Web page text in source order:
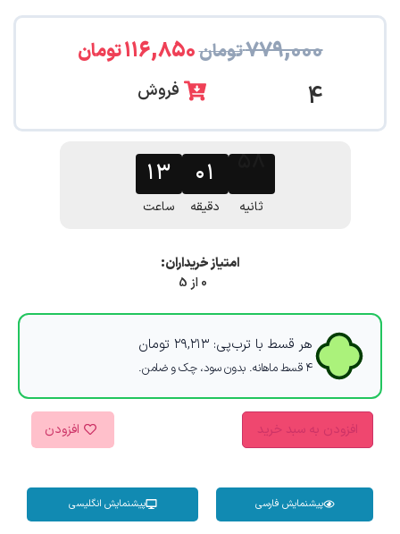
۷۷۹,۰۰۰تومان۱۱۶,۸۵۰تومان
4 فروش
۱۳
ساعت
۰۱
دقیقه ثانیه
امتیاز خریداران:
0 از 5
هر قسط با ترب‌پی: ۲۹,۲۱۳ تومان
۴ قسط ماهانه. بدون سود، چک و ضامن.
افزودن به سبد خرید افزودن
پیشنمایش فارسی پیشنمایش انگلیسی